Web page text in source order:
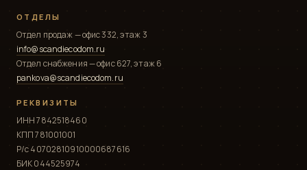
ОТДЕЛЫ
Отдел продаж — офис 332, этаж 3
info@scandiecodom.ru
Отдел снабжения — офис 627, этаж 6
pankova@scandiecodom.ru
РЕКВИЗИТЫ
ИНН 7842518460
КПП 781001001
Р/с 40702810910000687616
БИК 044525974